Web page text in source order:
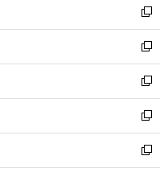
く
で
開
く
ド
ウ
で
開
く
ィ
ン
ド
ウ
で
開
く
い
ウ
ィ
ン
ド
ウ
で
開
く
新
し
い
ウ
ィ
ン
ド
ウ
で
開
新
し
い
ウ
ィ
ン
ド
ウ
新
し
い
ウ
ィ
ン
新
し
い
ウ
新
し